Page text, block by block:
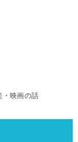
・映画の話